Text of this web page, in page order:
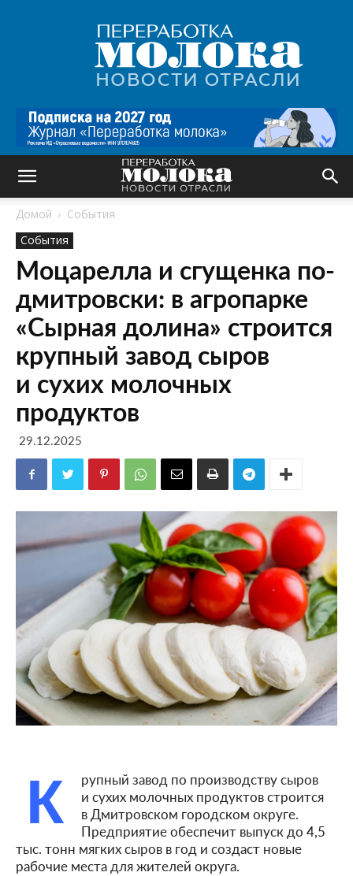
Переработка
молока
|
Новости
Домой
События
События
Моцарелла и сгущенка по-
дмитровски: в агропарке
«Сырная долина» строится
крупный завод сыров
и сухих молочных
продуктов
29.12.2025
К
рупный завод по производству сыров
и сухих молочных продуктов строится
в Дмитровском городском округе.
Предприятие обеспечит выпуск до 4,5
тыс. тонн мягких сыров в год и создаст новые
рабочие места для жителей округа.